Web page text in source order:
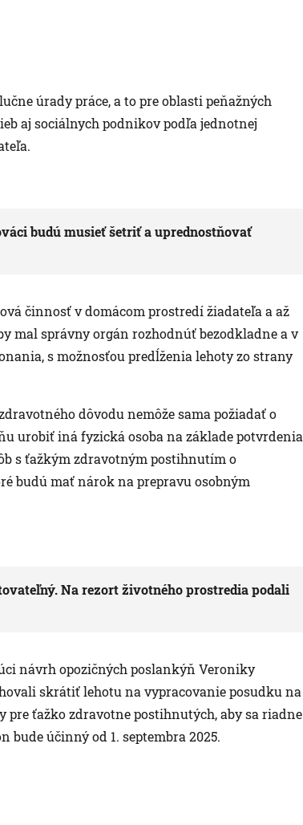
úrady práce, a to pre oblasti peňažných
aj sociálnych podnikov podľa jednotnej
budú musieť šetriť a uprednostňovať
činnosť v domácom prostredí žiadateľa a až
mal správny orgán rozhodnúť bezodkladne a v
s možnosťou predĺženia lehoty zo strany
dôvodu nemôže sama požiadať o
urobiť iná fyzická osoba na základe potvrdenia
s ťažkým zdravotným postihnutím o
budú mať nárok na prepravu osobným
Na rezort životného prostredia podali
návrh opozičných poslankýň Veroniky
skrátiť lehotu na vypracovanie posudku na
ťažko zdravotne postihnutých, aby sa riadne
bude účinný od 1. septembra 2025.